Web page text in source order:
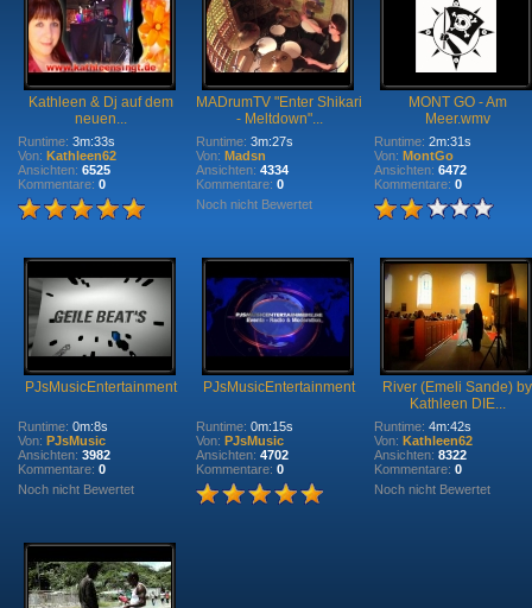
Kathleen & Dj auf dem
neuen...
Runtime: 3m:33s
Von: Kathleen62
Ansichten: 6525
Kommentare: 0
MADrumTV "Enter Shikari
- Meltdown"...
Runtime: 3m:27s
Von: Madsn
Ansichten: 4334
Kommentare: 0
Noch nicht Bewertet
MONT GO - Am
Meer.wmv
Runtime: 2m:31s
Von: MontGo
Ansichten: 6472
Kommentare: 0
PJsMusicEntertainment
Runtime: 0m:8s
Von: PJsMusic
Ansichten: 3982
Kommentare: 0
Noch nicht Bewertet
PJsMusicEntertainment
Runtime: 0m:15s
Von: PJsMusic
Ansichten: 4702
Kommentare: 0
River (Emeli Sande) by
Kathleen DIE...
Runtime: 4m:42s
Von: Kathleen62
Ansichten: 8322
Kommentare: 0
Noch nicht Bewertet